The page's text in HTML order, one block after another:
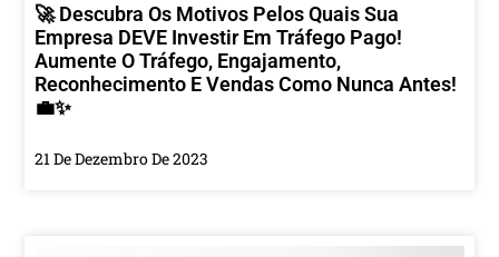
🚀 Descubra Os Motivos Pelos Quais Sua
Empresa DEVE Investir Em Tráfego Pago!
Aumente O Tráfego, Engajamento,
Reconhecimento E Vendas Como Nunca Antes!
💼✨
21 De Dezembro De 2023